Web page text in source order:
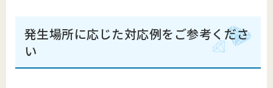
発生場所に応じた対応例をご参考くださ
い